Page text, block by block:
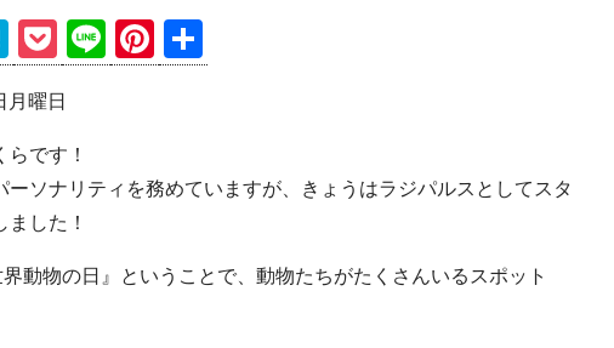
H
at
e
n
a
P
o
ck
et
Li
n
Pi
nt
st
有
月曜日
です！
ーソナリティを務めていますが、きょうはラジパルスとしてスタ
ました！
動物の日』ということで、動物たちがたくさんいるスポット